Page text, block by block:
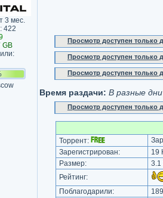
3 мес.
422
GB
Просмотр доступен только
Просмотр доступен только
Просмотр доступен только
Время раздачи: В разные
Просмотр доступен только
Торрент:
Зарегистрирован:
19
Размер:
3.1
Рейтинг:
Поблагодарили:
189